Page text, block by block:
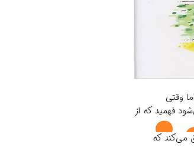
وقتی
فهمید که از
می‌کند که